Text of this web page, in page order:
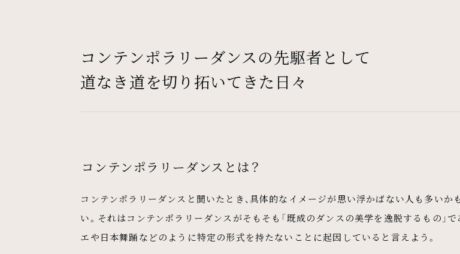
コンテンポラリーダンスの先駆者として
道なき道を切り拓いてきた日々
コンテンポラリーダンスとは？
コンテンポラリーダンスと聞いたとき、具体的なイメージが思い浮かばない人も多いか
い。それはコンテンポラリーダンスがそもそも「既成のダンスの美学を逸脱するもの」で
エや日本舞踊などのように特定の形式を持たないことに起因していると言えよう。